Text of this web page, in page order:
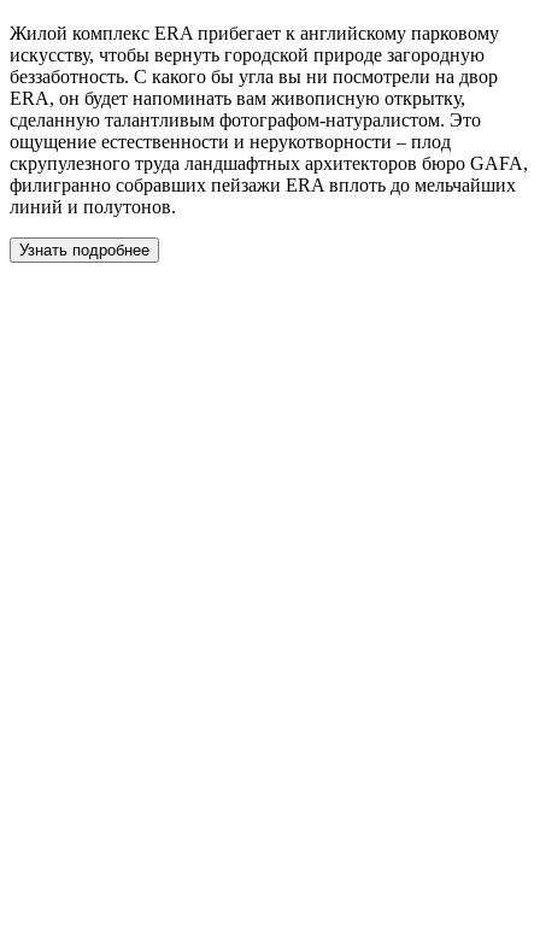
Жилой комплекс ERA прибегает к английскому парковому
искусству, чтобы вернуть городской природе загородную
беззаботность. С какого бы угла вы ни посмотрели на двор
ERA, он будет напоминать вам живописную открытку,
сделанную талантливым фотографом-натуралистом. Это
ощущение естественности и нерукотворности – плод
скрупулезного труда ландшафтных архитекторов бюро GAFA,
филигранно собравших пейзажи ERA вплоть до мельчайших
линий и полутонов.
Узнать подробнее